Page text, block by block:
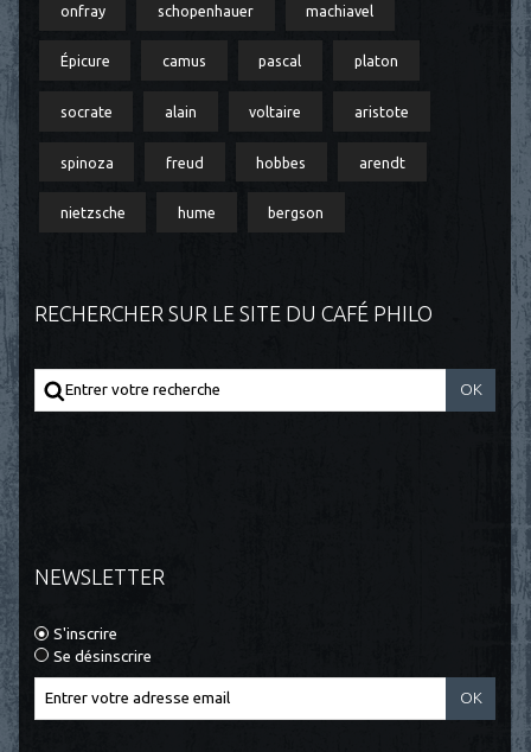
onfray schopenhauer machiavel
Épicure camus pascal platon
socrate alain voltaire aristote
spinoza freud hobbes arendt
nietzsche hume bergson
RECHERCHER SUR LE SITE DU CAFÉ PHILO
NEWSLETTER
S'inscrire
Se désinscrire